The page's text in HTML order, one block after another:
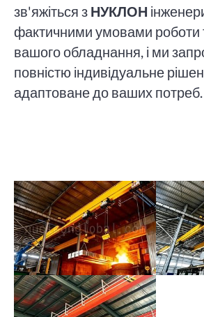
зв'яжіться з НУКЛОН
фактичними умовами роботи
вашого обладнання, і ми
повністю індивідуальне
адаптоване до ваших потреб.